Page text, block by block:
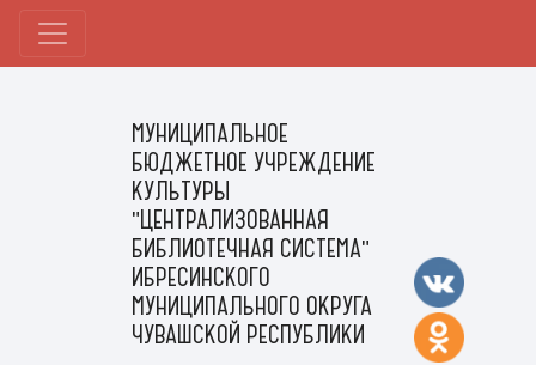
МУНИЦИПАЛЬНОЕ
БЮДЖЕТНОЕ УЧРЕЖДЕНИЕ
КУЛЬТУРЫ
"ЦЕНТРАЛИЗОВАННАЯ
БИБЛИОТЕЧНАЯ СИСТЕМА"
ИБРЕСИНСКОГО
МУНИЦИПАЛЬНОГО ОКРУГА
ЧУВАШСКОЙ РЕСПУБЛИКИ